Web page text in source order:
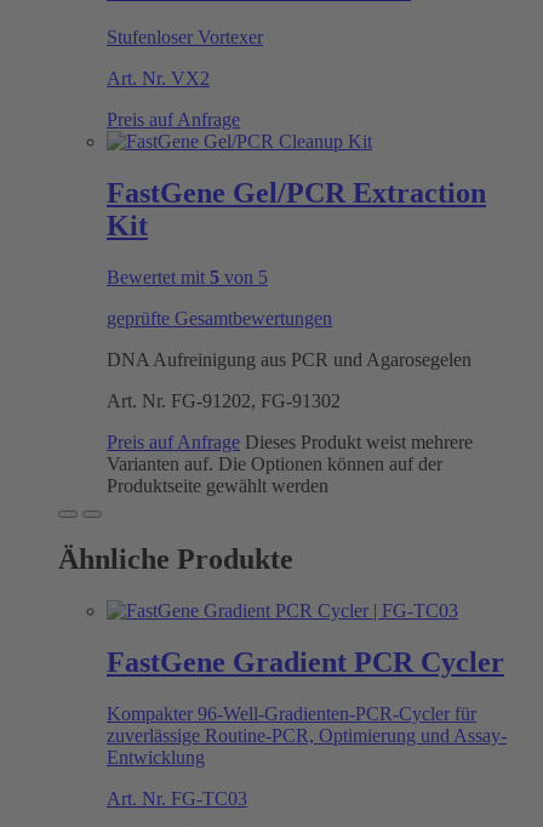
Stufenloser Vortexer
Art. Nr. VX2
Preis auf Anfrage
FastGene Gel/PCR Extraction
Kit
Bewertet mit 5 von 5
geprüfte Gesamtbewertungen
DNA Aufreinigung aus PCR und Agarosegelen
Art. Nr. FG-91202, FG-91302
Preis auf Anfrage Dieses Produkt weist mehrere
Varianten auf. Die Optionen können auf der
Produktseite gewählt werden
Ähnliche Produkte
FastGene Gradient PCR Cycler
Kompakter 96-Well-Gradienten-PCR-Cycler für
zuverlässige Routine-PCR, Optimierung und Assay-
Entwicklung
Art. Nr. FG-TC03